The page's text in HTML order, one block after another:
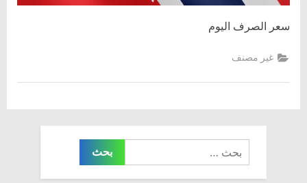
سعر الصرف اليوم
غير مصنف
البحث
عن: